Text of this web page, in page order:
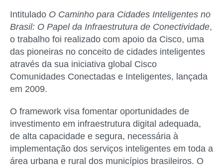
Intitulado O Caminho para Cidades Inteligentes no
Brasil: O Papel da Infraestrutura de Conectividade,
o trabalho foi realizado com apoio da Cisco, uma
das pioneiras no conceito de cidades inteligentes
através da sua iniciativa global Cisco
Comunidades Conectadas e Inteligentes, lançada
em 2009.
O framework visa fomentar oportunidades de
investimento em infraestrutura digital adequada,
de alta capacidade e segura, necessária à
implementação dos serviços inteligentes em toda a
área urbana e rural dos municípios brasileiros. O